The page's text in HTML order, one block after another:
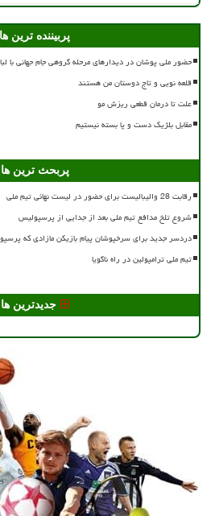
پربیننده ترین ها
حضور ملی پوشان در دیدارهای مرحله گروهی جام جهانی
قلعه نویی و تاج دوستان من هستند
علت تا درمان قطعی ریزش مو
مقابل بلژیک دست و پا بسته نیستیم
پربحث ترین ها
رقابت 28 والیبالیست برای حضور در لیست نهائی تیم ملی
شروع تلخ مدافع تیم ملی بعد از جدایی از پرسپولیس
دردسر جدید برای سرخپوشان پیام بازیکن مازادی که
تیم ملی ترامپولین در راه ناگویا
جدیدترین ها